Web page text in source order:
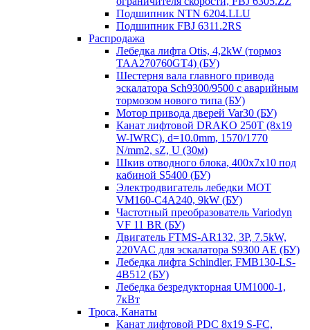
Подшипник NTN 6204.LLU
Подшипник FBJ 6311.2RS
Распродажа
Лебедка лифта Otis, 4,2kW (тормоз
TAA270760GT4) (БУ)
Шестерня вала главного привода
эскалатора Sch9300/9500 с аварийным
тормозом нового типа (БУ)
Мотор привода дверей Var30 (БУ)
Канат лифтовой DRAKO 250T (8x19
W-IWRC), d=10.0mm, 1570/1770
N/mm2, sZ, U (30м)
Шкив отводного блока, 400х7х10 под
кабиной S5400 (БУ)
Электродвигатель лебедки MOT
VM160-C4A240, 9kW (БУ)
Частотный преобразователь Variodyn
VF 11 BR (БУ)
Двигатель FTMS-AR132, 3P, 7.5kW,
220VAC для эскалатора S9300 AE (БУ)
Лебедка лифта Schindler, FMB130-LS-
4B512 (БУ)
Лебедка безредукторная UM1000-1,
7кВт
Троса, Канаты
Канат лифтовой PDC 8x19 S-FC,